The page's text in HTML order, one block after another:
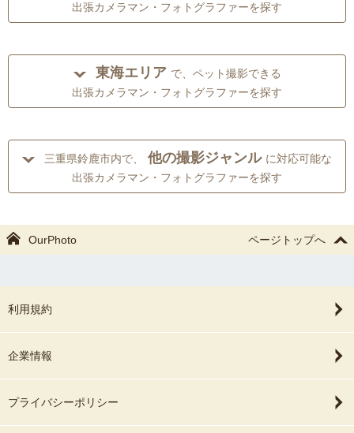
出張カメラマン・フォトグラファーを探す
東海エリア で、ペット撮影できる
出張カメラマン・フォトグラファーを探す
三重県鈴鹿市内で、 他の撮影ジャンル に対応可能な
出張カメラマン・フォトグラファーを探す
OurPhoto ページトップへ
利用規約
企業情報
プライバシーポリシー